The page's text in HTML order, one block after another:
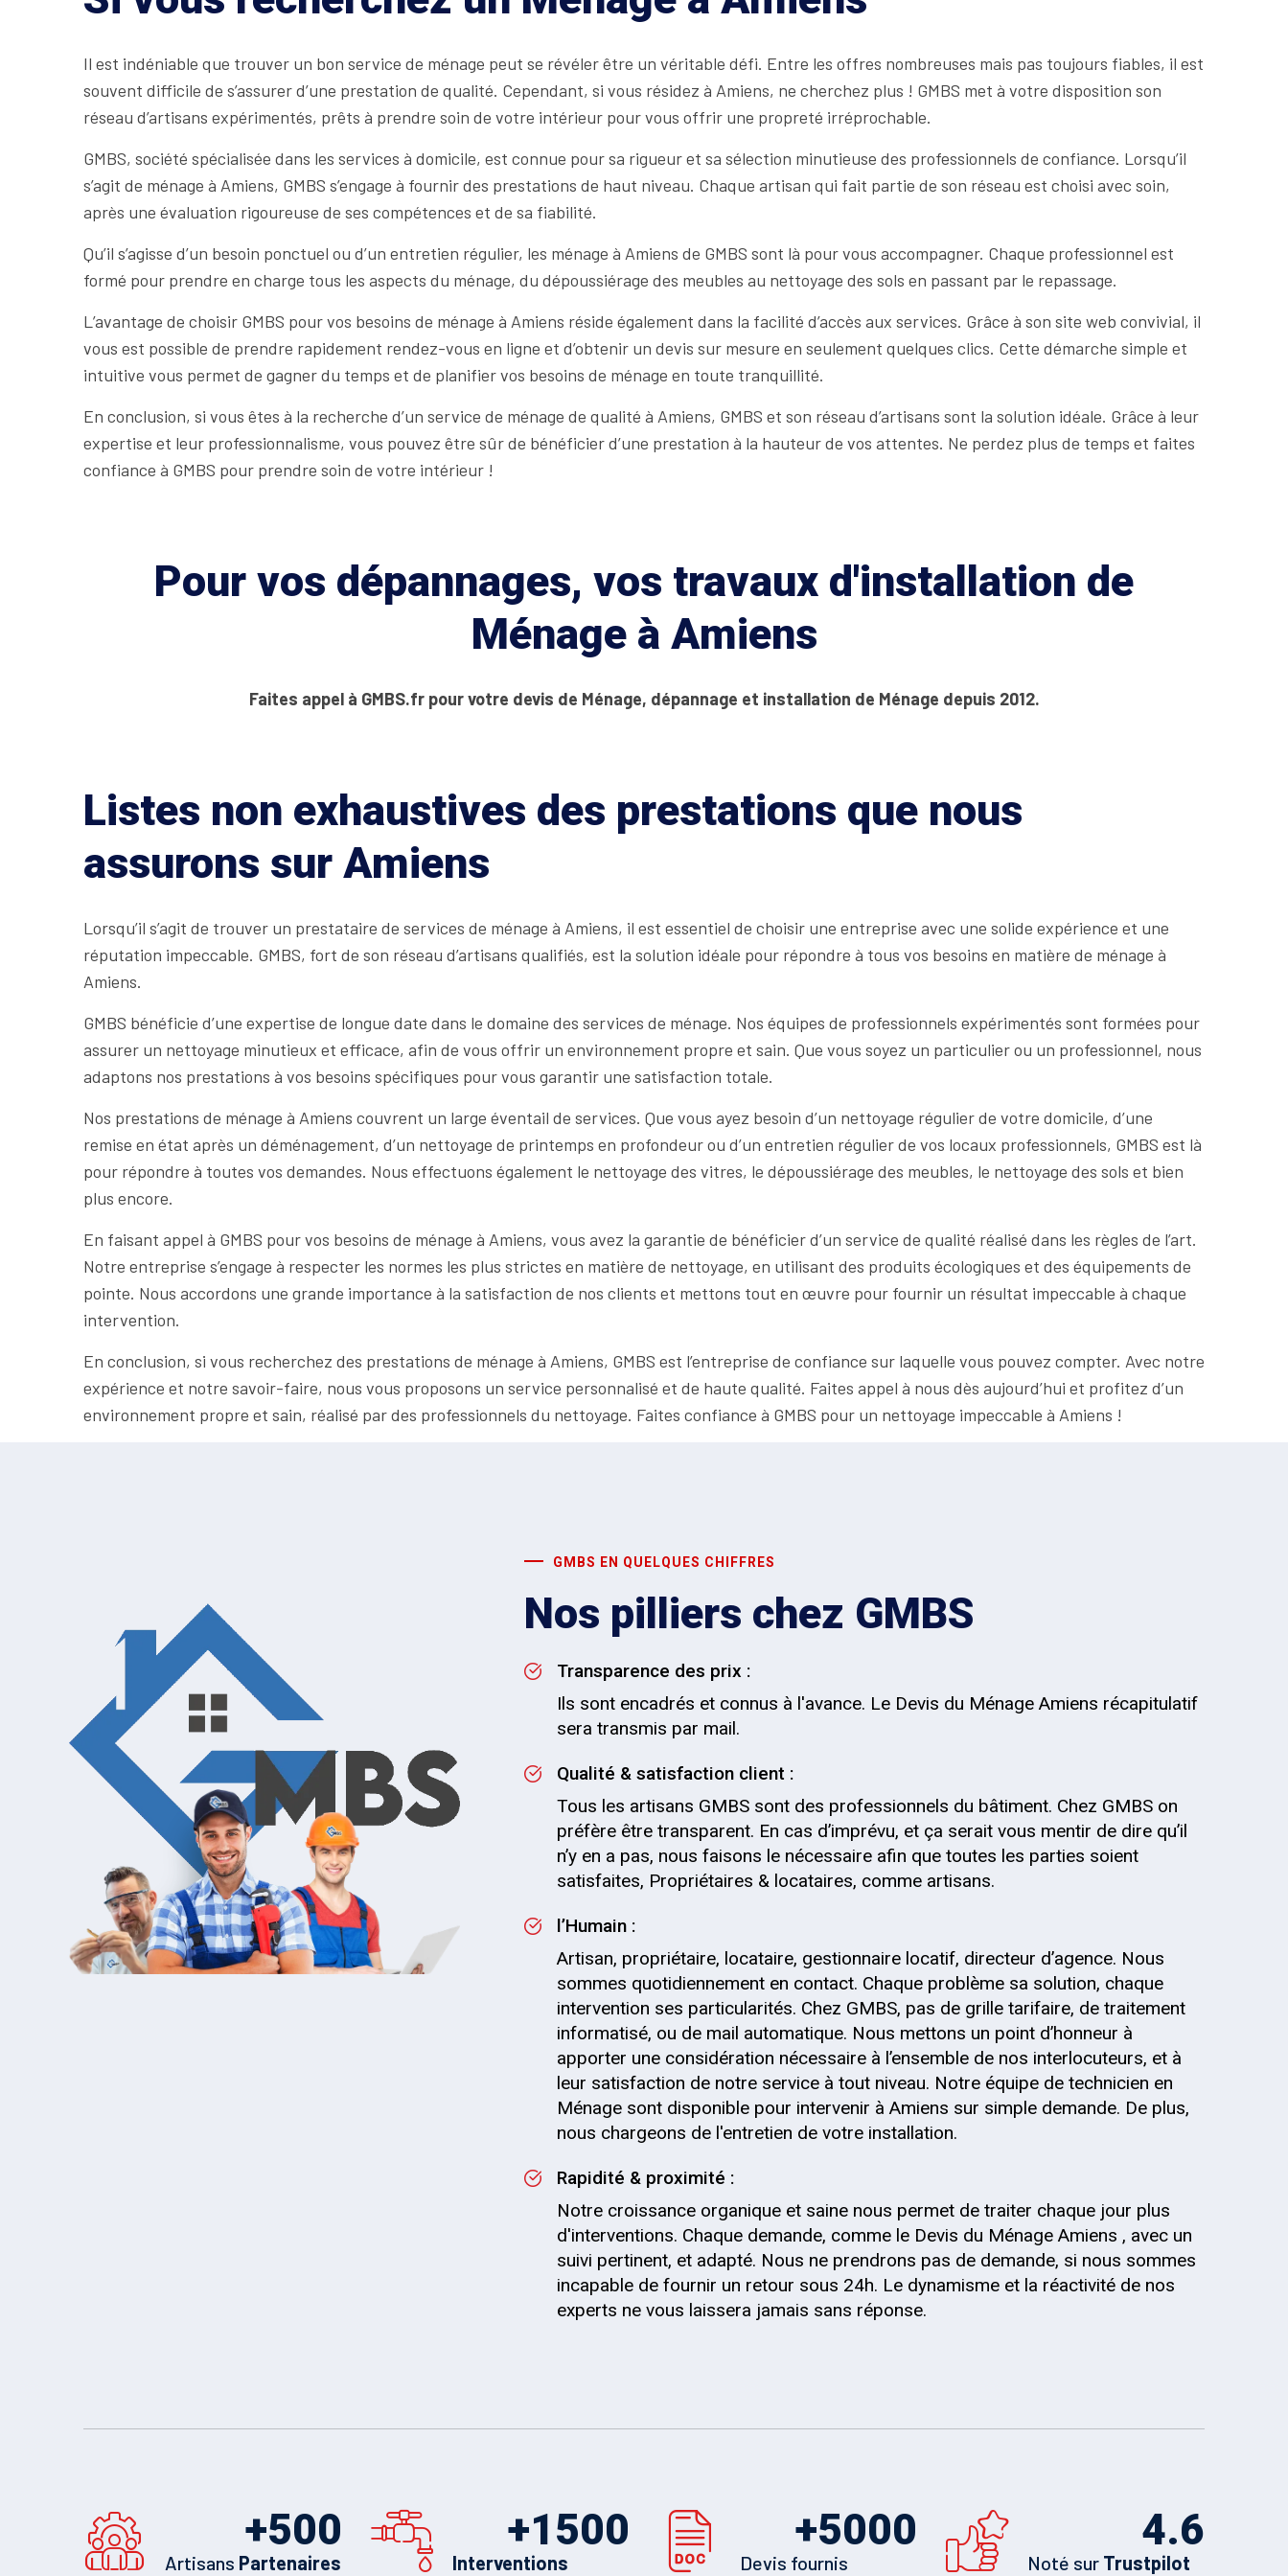
Il est indéniable que trouver un bon service de ménage peut se révéler être un véritable défi. Entre les offres nombreuses mais pas toujours fiables, il est
souvent difficile de s’assurer d’une prestation de qualité. Cependant, si vous résidez à Amiens, ne cherchez plus ! GMBS met à votre disposition son
réseau d’artisans expérimentés, prêts à prendre soin de votre intérieur pour vous offrir une propreté irréprochable.
GMBS, société spécialisée dans les services à domicile, est connue pour sa rigueur et sa sélection minutieuse des professionnels de confiance. Lorsqu’il
s’agit de ménage à Amiens, GMBS s’engage à fournir des prestations de haut niveau. Chaque artisan qui fait partie de son réseau est choisi avec soin,
après une évaluation rigoureuse de ses compétences et de sa fiabilité.
Qu’il s’agisse d’un besoin ponctuel ou d’un entretien régulier, les ménage à Amiens de GMBS sont là pour vous accompagner. Chaque professionnel est
formé pour prendre en charge tous les aspects du ménage, du dépoussiérage des meubles au nettoyage des sols en passant par le repassage.
L’avantage de choisir GMBS pour vos besoins de ménage à Amiens réside également dans la facilité d’accès aux services. Grâce à son site web convivial, il
vous est possible de prendre rapidement rendez-vous en ligne et d’obtenir un devis sur mesure en seulement quelques clics. Cette démarche simple et
intuitive vous permet de gagner du temps et de planifier vos besoins de ménage en toute tranquillité.
En conclusion, si vous êtes à la recherche d’un service de ménage de qualité à Amiens, GMBS et son réseau d’artisans sont la solution idéale. Grâce à leur
expertise et leur professionnalisme, vous pouvez être sûr de bénéficier d’une prestation à la hauteur de vos attentes. Ne perdez plus de temps et faites
confiance à GMBS pour prendre soin de votre intérieur !
Pour vos dépannages, vos travaux d'installation de
Ménage à Amiens
Faites appel à GMBS.fr pour votre devis de Ménage, dépannage et installation de Ménage depuis 2012.
Listes non exhaustives des prestations que nous
assurons sur Amiens
Lorsqu’il s’agit de trouver un prestataire de services de ménage à Amiens, il est essentiel de choisir une entreprise avec une solide expérience et une
réputation impeccable. GMBS, fort de son réseau d’artisans qualifiés, est la solution idéale pour répondre à tous vos besoins en matière de ménage à
Amiens.
GMBS bénéficie d’une expertise de longue date dans le domaine des services de ménage. Nos équipes de professionnels expérimentés sont formées pour
assurer un nettoyage minutieux et efficace, afin de vous offrir un environnement propre et sain. Que vous soyez un particulier ou un professionnel, nous
adaptons nos prestations à vos besoins spécifiques pour vous garantir une satisfaction totale.
Nos prestations de ménage à Amiens couvrent un large éventail de services. Que vous ayez besoin d’un nettoyage régulier de votre domicile, d’une
remise en état après un déménagement, d’un nettoyage de printemps en profondeur ou d’un entretien régulier de vos locaux professionnels, GMBS est là
pour répondre à toutes vos demandes. Nous effectuons également le nettoyage des vitres, le dépoussiérage des meubles, le nettoyage des sols et bien
plus encore.
En faisant appel à GMBS pour vos besoins de ménage à Amiens, vous avez la garantie de bénéficier d’un service de qualité réalisé dans les règles de l’art.
Notre entreprise s’engage à respecter les normes les plus strictes en matière de nettoyage, en utilisant des produits écologiques et des équipements de
pointe. Nous accordons une grande importance à la satisfaction de nos clients et mettons tout en œuvre pour fournir un résultat impeccable à chaque
intervention.
En conclusion, si vous recherchez des prestations de ménage à Amiens, GMBS est l’entreprise de confiance sur laquelle vous pouvez compter. Avec notre
expérience et notre savoir-faire, nous vous proposons un service personnalisé et de haute qualité. Faites appel à nous dès aujourd’hui et profitez d’un
environnement propre et sain, réalisé par des professionnels du nettoyage. Faites confiance à GMBS pour un nettoyage impeccable à Amiens !
GMBS EN QUELQUES CHIFFRES
Nos pilliers chez GMBS
Transparence des prix :
Ils sont encadrés et connus à l'avance. Le Devis du Ménage Amiens récapitulatif
sera transmis par mail.
Qualité & satisfaction client :
Tous les artisans GMBS sont des professionnels du bâtiment. Chez GMBS on
préfère être transparent. En cas d’imprévu, et ça serait vous mentir de dire qu’il
n’y en a pas, nous faisons le nécessaire afin que toutes les parties soient
satisfaites, Propriétaires & locataires, comme artisans.
l’Humain :
Artisan, propriétaire, locataire, gestionnaire locatif, directeur d’agence. Nous
sommes quotidiennement en contact. Chaque problème sa solution, chaque
intervention ses particularités. Chez GMBS, pas de grille tarifaire, de traitement
informatisé, ou de mail automatique. Nous mettons un point d’honneur à
apporter une considération nécessaire à l’ensemble de nos interlocuteurs, et à
leur satisfaction de notre service à tout niveau. Notre équipe de technicien en
Ménage sont disponible pour intervenir à Amiens sur simple demande. De plus,
nous chargeons de l'entretien de votre installation.
Rapidité & proximité :
Notre croissance organique et saine nous permet de traiter chaque jour plus
d'interventions. Chaque demande, comme le Devis du Ménage Amiens , avec un
suivi pertinent, et adapté. Nous ne prendrons pas de demande, si nous sommes
incapable de fournir un retour sous 24h. Le dynamisme et la réactivité de nos
experts ne vous laissera jamais sans réponse.
500
+
Artisans Partenaires
1500
+
Interventions
5000
+
Devis fournis
4.6
Noté sur Trustpilot